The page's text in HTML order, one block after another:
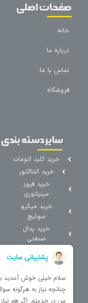
صفحات اصلی
خانه
درباره ما
تماس با ما
فروشگاه
سایر دسته
خرید کلید اتومات
خرید کنتاکتور
خرید فیوز
مینیاتوری
خرید میکرو
سوئیچ
خرید پدال
صنعتی